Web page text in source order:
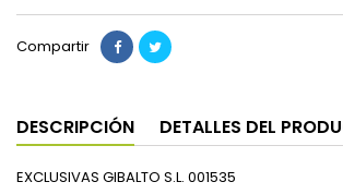
Compartir
DESCRIPCIÓN DETALLES DEL
EXCLUSIVAS GIBALTO S.L. 001535